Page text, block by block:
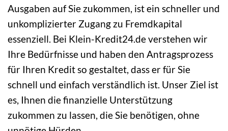
Ausgaben auf Sie zukommen, ist ein schneller und
unkomplizierter Zugang zu Fremdkapital
essenziell. Bei Klein-Kredit24.de verstehen wir
Ihre Bedürfnisse und haben den Antragsprozess
für Ihren Kredit so gestaltet, dass er für Sie
schnell und einfach verständlich ist. Unser Ziel ist
es, Ihnen die finanzielle Unterstützung
zukommen zu lassen, die Sie benötigen, ohne